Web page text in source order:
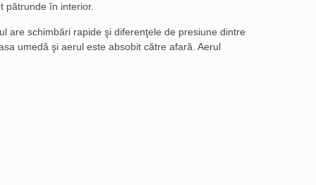
pătrunde în interior.
are schimbări rapide şi diferenţele de presiune dintre
umedă şi aerul este absobit către afară. Aerul